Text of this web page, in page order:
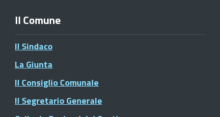
Il Comune
Il Sindaco
La Giunta
Il Consiglio Comunale
Il Segretario Generale